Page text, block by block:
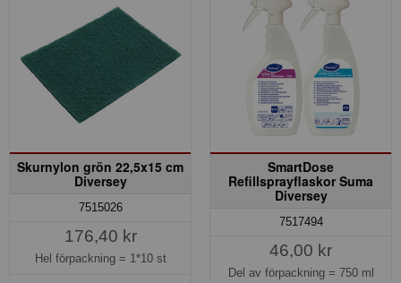
Skurnylon grön 22,5x15 cm
Diversey
7515026
176,40 kr
Hel förpackning = 1*10 st
SmartDose
Refillsprayflaskor Suma
Diversey
7517494
46,00 kr
Del av förpackning = 750 ml